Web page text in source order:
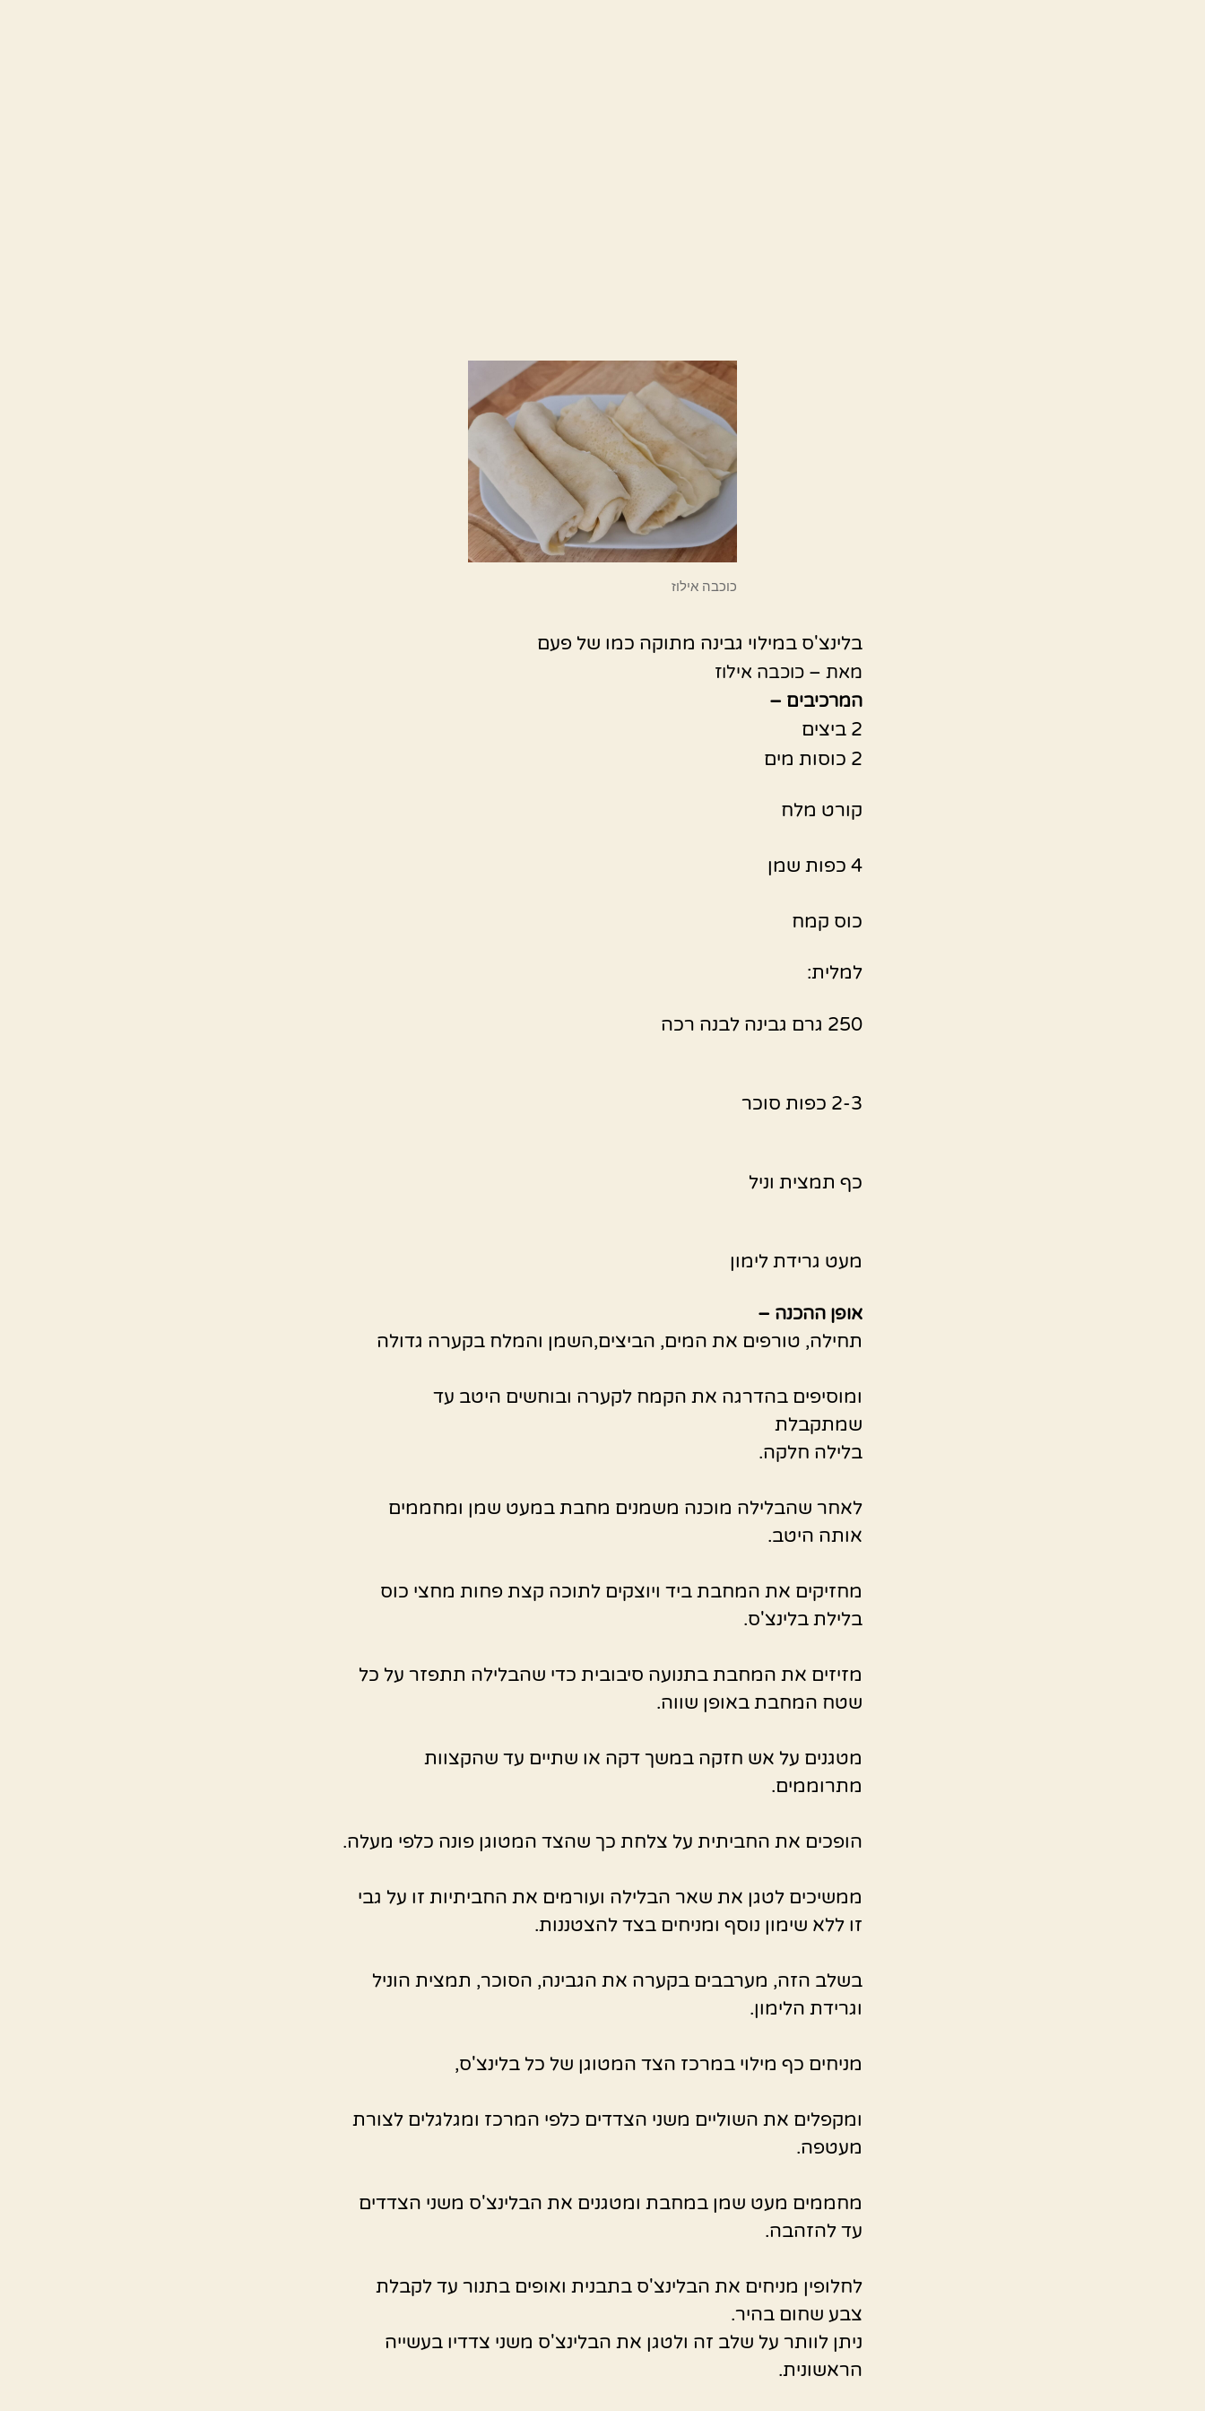
כוכבה אילוז
בלינצ'ס במילוי גבינה מתוקה כמו של פעם
מאת – כוכבה אילוז
המרכיבים –
2 ביצים
2 כוסות מים
קורט מלח
4 כפות שמן
כוס קמח
למלית:
250 גרם גבינה לבנה רכה
2-3 כפות סוכר
כף תמצית וניל
מעט גרידת לימון
אופן ההכנה –
תחילה, טורפים את המים, הביצים,השמן והמלח בקערה גדולה
ומוסיפים בהדרגה את הקמח לקערה ובוחשים היטב עד
שמתקבלת
בלילה חלקה.
לאחר שהבלילה מוכנה משמנים מחבת במעט שמן ומחממים
אותה היטב.
מחזיקים את המחבת ביד ויוצקים לתוכה קצת פחות מחצי כוס
בלילת בלינצ'ס.
מזיזים את המחבת בתנועה סיבובית כדי שהבלילה תתפזר על כל
שטח המחבת באופן שווה.
מטגנים על אש חזקה במשך דקה או שתיים עד שהקצוות
מתרוממים.
הופכים את החביתית על צלחת כך שהצד המטוגן פונה כלפי מעלה.
ממשיכים לטגן את שאר הבלילה ועורמים את החביתיות זו על גבי
זו ללא שימון נוסף ומניחים בצד להצטננות.
בשלב הזה, מערבבים בקערה את הגבינה, הסוכר, תמצית הוניל
וגרידת הלימון.
מניחים כף מילוי במרכז הצד המטוגן של כל בלינצ'ס,
ומקפלים את השוליים משני הצדדים כלפי המרכז ומגלגלים לצורת
מעטפה.
מחממים מעט שמן במחבת ומטגנים את הבלינצ'ס משני הצדדים
עד להזהבה.
לחלופין מניחים את הבלינצ'ס בתבנית ואופים בתנור עד לקבלת
צבע שחום בהיר.
ניתן לוותר על שלב זה ולטגן את הבלינצ'ס משני צדדיו בעשייה
הראשונית.